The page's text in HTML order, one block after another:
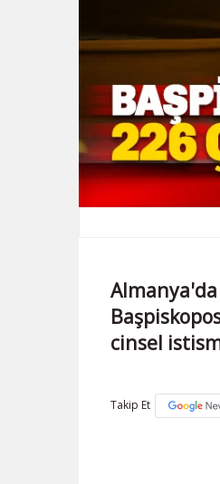
cinsel
Takip Et